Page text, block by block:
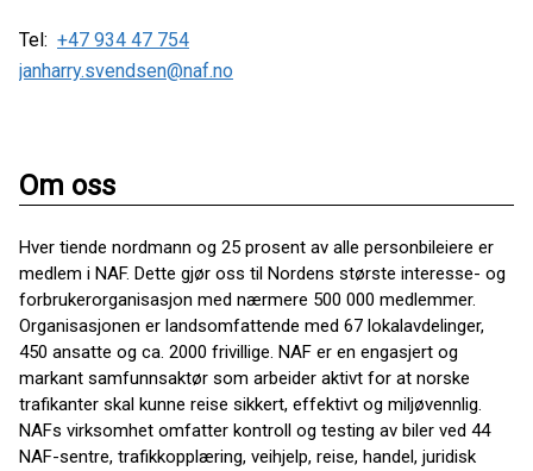
Tel: +47 934 47 754
janharry.svendsen@naf.no
Om oss
Hver tiende nordmann og 25 prosent av alle personbileiere er
medlem i NAF. Dette gjør oss til Nordens største interesse- og
forbrukerorganisasjon med nærmere 500 000 medlemmer.
Organisasjonen er landsomfattende med 67 lokalavdelinger,
450 ansatte og ca. 2000 frivillige. NAF er en engasjert og
markant samfunnsaktør som arbeider aktivt for at norske
trafikanter skal kunne reise sikkert, effektivt og miljøvennlig.
NAFs virksomhet omfatter kontroll og testing av biler ved 44
NAF-sentre, trafikkopplæring, veihjelp, reise, handel, juridisk